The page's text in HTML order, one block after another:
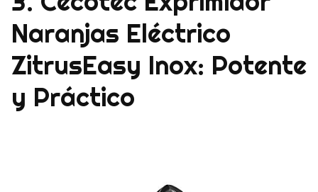
Naranjas Eléctrico
ZitrusEasy Inox: Potente
y Práctico